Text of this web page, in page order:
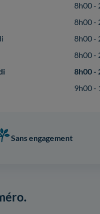
8h00 -
8h00 -
8h00 -
8h00 -
8h00 -
9h00 -
Sans engagement